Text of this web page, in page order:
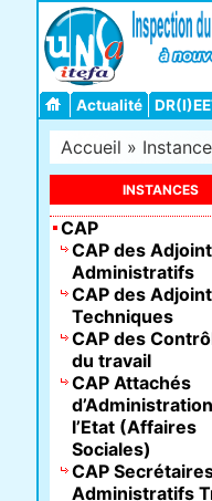
Actualité
Accueil »
INSTANCES
CAP
CAP des
Administratifs
CAP des
Techniques
CAP des
du travail
CAP Attachés
l’Etat (Affaires
Sociales)
CAP
Administratifs